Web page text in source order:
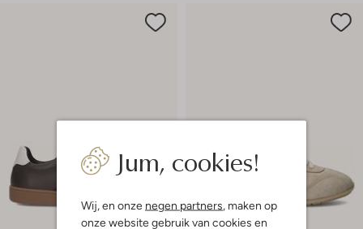
Jum, cookies!
Wij, en onze negen partners , maken op
onze website gebruik van cookies en